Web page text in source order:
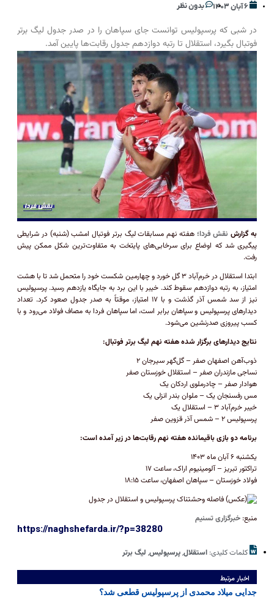
۶ آبان ۱۴۰۳ بدون نظر
در شبی که پرسپولیس توانست جای سپاهان را در صدر جدول لیگ برتر
فوتبال بگیرد، استقلال تا رتبه دوازدهم جدول رقابت‌ها پایین آمد.
به گزارش نقش فردا؛ هفته نهم مسابقات لیگ برتر فوتبال امشب (شنبه) در شرایطی
پیگیری شد که اوضاع برای سرخابی‌های پایتخت به متفاوت‌ترین شکل ممکن پیش
رفت.
ابتدا استقلال در خرم‌آباد ۳ گل خورد و چهارمین شکست خود را متحمل شد تا با هشت
امتیاز، به رتبه دوازدهم سقوط کند. خیبر با این برد به جایگاه یازدهم رسید. پرسپولیس
نیز از سد شمس آذر گذشت و با ۱۷ امتیاز، موقتاً به صدر جدول صعود کرد. تعداد
دیدار‌های پرسپولیس و سپاهان برابر است، اما سپاهان فردا به مصاف فولاد می‌رود و با
کسب پیروزی صدرنشین می‌شود.
نتایج دیدار‌های برگزار شده هفته نهم لیگ برتر فوتبال:
ذوب‌آهن اصفهان صفر – گل‌گهر سیرجان ۲
نساجی مازندران صفر – استقلال خوزستان صفر
هوادار صفر – چادرملوی اردکان یک
مس رفسنجان یک – ملوان بندر انزلی یک
خیبر خرم‌آباد ۳ – استقلال یک
پرسپولیس ۲ – شمس آذر قزوین صفر
برنامه دو بازی باقیمانده هفته نهم رقابت‌ها در زیر آمده است:
یکشنبه ۶ آبان ماه ۱۴۰۳
تراکتور تبریز – آلومینیوم اراک، ساعت ۱۷
فولاد خوزستان – سپاهان اصفهان، ساعت ۱۸:۱۵
منبع: خبرگزاری تسنیم
https://naghshefarda.ir/?p=38280
کلمات کلیدی: استقلال,پرسپولیس, لیگ برتر
اخبار مرتبط
جدایی میلاد محمدی از پرسپولیس قطعی شد؟